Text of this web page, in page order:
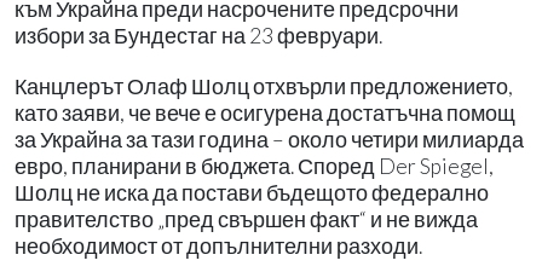
към Украйна преди насрочените предсрочни
избори за Бундестаг на 23 февруари.
Канцлерът Олаф Шолц отхвърли предложението,
като заяви, че вече е осигурена достатъчна помощ
за Украйна за тази година – около четири милиарда
евро, планирани в бюджета. Според Der Spiegel,
Шолц не иска да постави бъдещото федерално
правителство „пред свършен факт“ и не вижда
необходимост от допълнителни разходи.